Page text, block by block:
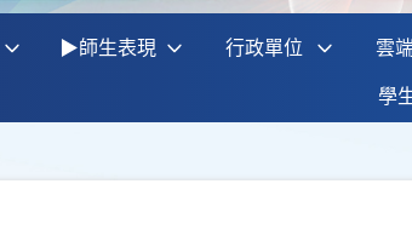
▶師生表現 行政單位 雲
學